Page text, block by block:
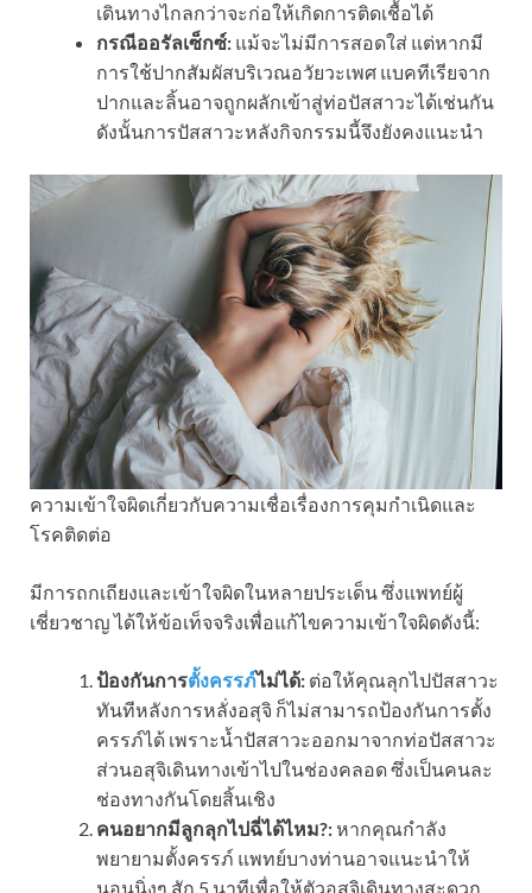
เดินทางไกลกว่าจะก่อให้เกิดการติดเชื้อได้
กรณีออรัลเซ็กซ์: แม้จะไม่มีการสอดใส่ แต่หากมี
การใช้ปากสัมผัสบริเวณอวัยวะเพศ แบคทีเรียจาก
ปากและลิ้นอาจถูกผลักเข้าสู่ท่อปัสสาวะได้เช่นกัน
ดังนั้นการปัสสาวะหลังกิจกรรมนี้จึงยังคงแนะนำ
ความเข้าใจผิดเกี่ยวกับความเชื่อเรื่องการคุมกำเนิดและ
โรคติดต่อ
มีการถกเถียงและเข้าใจผิดในหลายประเด็น ซึ่งแพทย์ผู้
เชี่ยวชาญ ได้ให้ข้อเท็จจริงเพื่อแก้ไขความเข้าใจผิดดังนี้:
ป้องกันการตั้งครรภ์ไม่ได้: ต่อให้คุณลุกไปปัสสาวะ
ทันทีหลังการหลั่งอสุจิ ก็ไม่สามารถป้องกันการตั้ง
ครรภ์ได้ เพราะน้ำปัสสาวะออกมาจากท่อปัสสาวะ
ส่วนอสุจิเดินทางเข้าไปในช่องคลอด ซึ่งเป็นคนละ
ช่องทางกันโดยสิ้นเชิง
คนอยากมีลูกลุกไปฉี่ได้ไหม?:หากคุณกำลัง
พยายามตั้งครรภ์ แพทย์บางท่านอาจแนะนำให้
นอนนิ่งๆ สัก 5 นาทีเพื่อให้ตัวอสุจิเดินทางสะดวก